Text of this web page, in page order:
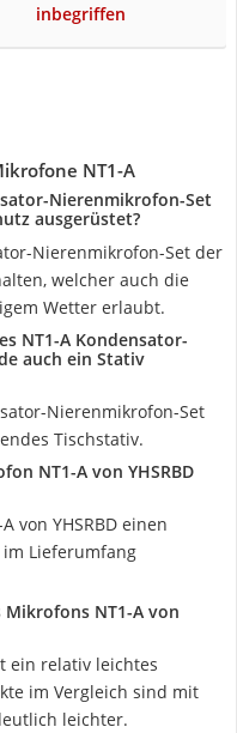
inbegriffen
NT1-A
Nierenmikrofon-Set
ausgerüstet?
Nierenmikrofon-Set der
welcher auch die
Wetter erlaubt.
NT1-A Kondensator-
auch ein Stativ
Nierenmikrofon-Set
Tischstativ.
NT1-A von YHSRBD
von YHSRBD ‎einen
Lieferumfang
NT1-A von
ein relativ leichtes
im Vergleich sind mit
leichter.